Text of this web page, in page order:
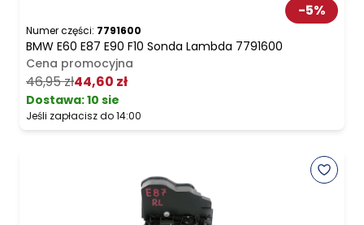
-5%
Numer części: 7791600
BMW E60 E87 E90 F10 Sonda Lambda 7791600
Cena promocyjna
46,95 zł44,60 zł
Dostawa:10 sie
Jeśli zapłacisz do 14:00